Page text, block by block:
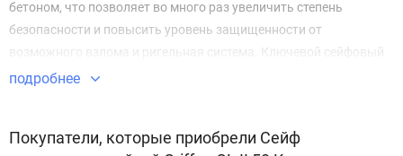
бетоном, что позволяет во много раз увеличить степень
безопасности и повысить уровень защищенности от
возможного взлома и ригельная система. Ключевой сейфовый
замок STUV (Германия), сертификат класса VDS 1. Сейфы серии
вращающихся ригеля, диаметр ригеля 25 мм), антисрезы со
подробнее
Покупатели, которые приобрели Сейф